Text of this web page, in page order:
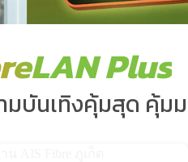
Plus
มบันเทิงคุ้มสุด คุ้ม